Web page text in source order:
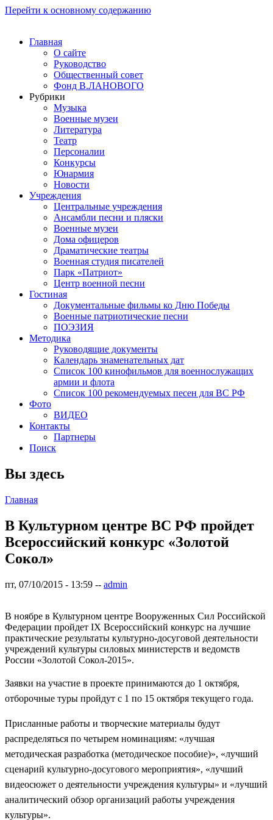
Перейти к основному содержанию
Главная
О сайте
Руководство
Общественный совет
Фонд В.ЛАНОВОГО
Рубрики
Музыка
Военные музеи
Литература
Театр
Персоналии
Конкурсы
Юнармия
Новости
Учреждения
Центральные учреждения
Ансамбли песни и пляски
Военные музеи
Дома офицеров
Драматические театры
Военная студия писателей
Парк «Патриот»
Центр военной песни
Гостиная
Документальные фильмы ко Дню Победы
Военные патриотические песни
ПОЭЗИЯ
Методика
Руководящие документы
Календарь знаменательных дат
Список 100 кинофильмов для военнослужащих
армии и флота
Список 100 рекомендуемых песен для ВС РФ
Фото
ВИДЕО
Контакты
Партнеры
Поиск
Вы здесь
Главная
В Культурном центре ВС РФ пройдет
Всероссийский конкурс «Золотой
Сокол»
пт, 07/10/2015 - 13:59 -- admin
В ноябре в Культурном центре Вооруженных Сил Российской
Федерации пройдет IX Всероссийский конкурс на лучшие
практические результаты культурно-досуговой деятельности
учреждений культуры силовых министерств и ведомств
России «Золотой Сокол-2015».
Заявки на участие в проекте принимаются до 1 октября,
отборочные туры пройдут с 1 по 15 октября текущего года.
Присланные работы и творческие материалы будут
распределяться по четырем номинациям: «лучшая
методическая разработка (методическое пособие)», «лучший
сценарий культурно-досугового мероприятия», «лучший
видеосюжет о деятельности учреждения культуры» и «лучший
аналитический обзор организаций работы учреждения
культуры».